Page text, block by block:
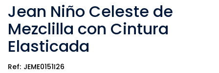
Jean Niño Celeste de
Mezclilla con Cintura
Elasticada
JEME0151I26
4.
sandalias
5.
sandalias niña
6.
bebe
7.
sandalias niño